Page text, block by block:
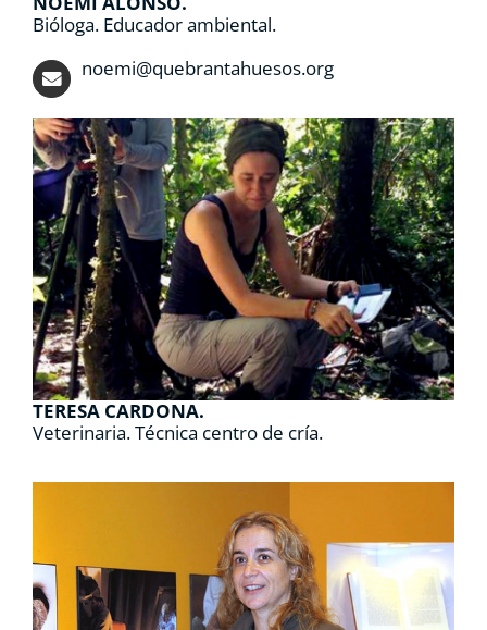
Bióloga. Educador ambiental.
noemi@quebrantahuesos.org
TERESA CARDONA.
Veterinaria. Técnica centro de cría.